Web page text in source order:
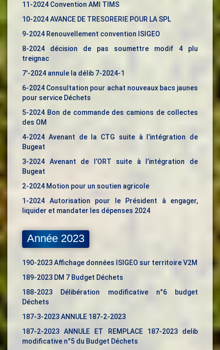
11-2024 Convention AMI TIMS
10-2024 AVANCE DE TRESORERIE POUR LA SPL
9-2024 Renouvellement convention ISIGEO
8-2024 décision de pas soumettre modif 4 plu
treignac
7′-2024 annule la délib 7-2024-1
6-2024 Consultation pour achat nouveaux bacs jaunes
pour service Déchets
5-2024 Bon de commande des camions de collectes
des OM
4-2024 Avenant de la CTG suite à l’intégration de
Bugeat
3-2024 Avenant de l’ORT suite à l’intégration de
Bugeat
2-2024 Motion pour un soutien agricole
1-2024 Autorisation pour le Président à engager,
liquider et mandater les dépenses 2024
Année 2023
190-2023 Affichage données ISIGEO sur territoire V2M
189-2023 DM 7 Budget Déchets
188-2023 Délibération modificative n°6 budget
Déchets
187-3-2023 ANNULE 187-2-2023
187-2-2023 ANNULE ET REMPLACE 187-2023 delib
modificative n°5 du Budget Déchets